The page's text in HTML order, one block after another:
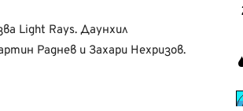
Light Rays. Даунхил
Раднев и Захари Нехризов.